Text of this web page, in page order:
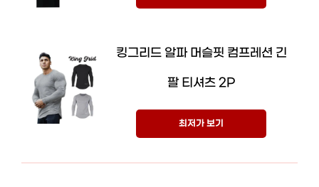
킹그리드 알파 머슬핏 컴프레션 긴
팔 티셔츠 2P
최저가 보기